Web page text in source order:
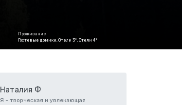
Проживание
Гостевые домики, Отели 3*, Отели 4*
Наталия Ф
Я - творческая и увлекающая